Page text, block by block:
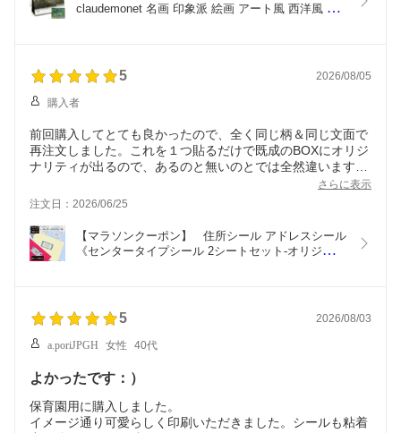
claudemonet 名画 印象派 絵画 アート風 西洋風 ギ
5 2026/08/05
購入者
前回購入してとても良かったので、全く同じ柄＆同じ文面で
再注文しました。これを１つ貼るだけで既成のBOXにオリジ
ナリティが出るので、あるのと無いのとでは全然違います
さらに表示
注文日：2026/06/25
【マラソンクーポン】   住所シール アドレスシール
《センタータイプシール 2シートセット-オリジナ
5 2026/08/03
a.poriJPGH 女性 40代
よかったです：）
保育園用に購入しました。
イメージ通り可愛らしく印刷いただきました。シールも粘着